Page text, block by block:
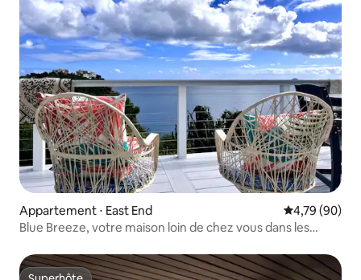
Appartement ⋅ East End Évaluation
4,79 (90)
Blue Breeze, votre maison loin de chez vous dans les